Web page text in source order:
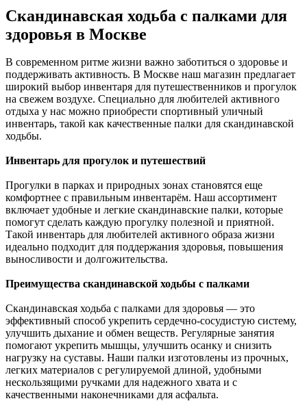
Скандинавская ходьба с палками для
здоровья в Москве
В современном ритме жизни важно заботиться о здоровье и
поддерживать активность. В Москве наш магазин предлагает
широкий выбор инвентаря для путешественников и прогулок
на свежем воздухе. Специально для любителей активного
отдыха у нас можно приобрести спортивный уличный
инвентарь, такой как качественные палки для скандинавской
ходьбы.
Инвентарь для прогулок и путешествий
Прогулки в парках и природных зонах становятся еще
комфортнее с правильным инвентарём. Наш ассортимент
включает удобные и легкие скандинавские палки, которые
помогут сделать каждую прогулку полезной и приятной.
Такой инвентарь для любителей активного образа жизни
идеально подходит для поддержания здоровья, повышения
выносливости и долгожительства.
Преимущества скандинавской ходьбы с палками
Скандинавская ходьба с палками для здоровья — это
эффективный способ укрепить сердечно-сосудистую систему,
улучшить дыхание и обмен веществ. Регулярные занятия
помогают укрепить мышцы, улучшить осанку и снизить
нагрузку на суставы. Наши палки изготовлены из прочных,
легких материалов с регулируемой длиной, удобными
нескользящими ручками для надежного хвата и с
качественными наконечниками для асфальта.